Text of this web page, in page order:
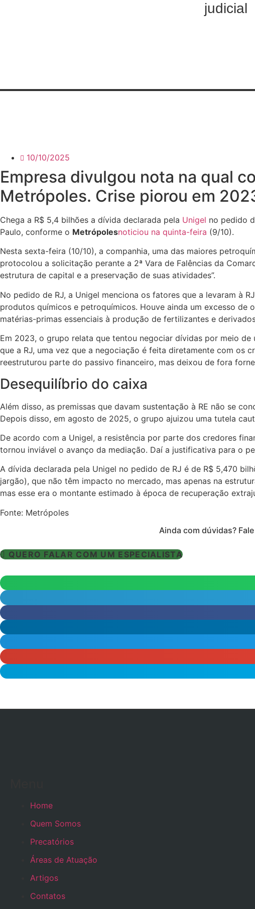
judicial
10/10/2025
Empresa divulgou nota na qual
Metrópoles. Crise piorou em
Chega a R$ 5,4 bilhões a dívida declarada pela Unigel no pedido
Paulo, conforme o Metrópolesnoticiou na quinta-feira (9/10).
Nesta sexta-feira (10/10), a companhia, uma das maiores
protocolou a solicitação perante a 2ª Vara de Falências da
estrutura de capital e a preservação de suas atividades”.
No pedido de RJ, a Unigel menciona os fatores que a levaram à
produtos químicos e petroquímicos. Houve ainda um excesso
matérias-primas essenciais à produção de fertilizantes e
Em 2023, o grupo relata que tentou negociar dívidas por meio
que a RJ, uma vez que a negociação é feita diretamente com os
reestruturou parte do passivo financeiro, mas deixou de fora
Desequilíbrio do caixa
Além disso, as premissas que davam sustentação à RE não se
Depois disso, em agosto de 2025, o grupo ajuizou uma tutela
De acordo com a Unigel, a resistência por parte dos credores
tornou inviável o avanço da mediação. Daí a justificativa para o
A dívida declarada pela Unigel no pedido de RJ é de R$ 5,470
jargão), que não têm impacto no mercado, mas apenas na
mas esse era o montante estimado à época de recuperação
Fonte: Metrópoles
Ainda com dúvidas?
QUERO FALAR COM UM ESPECIALISTA
Home
Quem Somos
Precatórios
Áreas de Atuação
Artigos
Contatos